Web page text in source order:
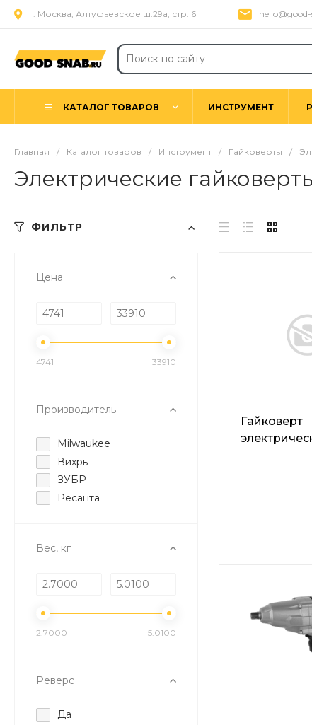
г. Москва, Алтуфьевское ш.29а, стр. 6
КАТАЛОГ ТОВАРОВ ИНСТРУМЕНТ
Главная / Каталог товаров / Инструмент / Гайковерты /
Электрические
ФИЛЬТР
Цена
4741 33910
Производитель
Milwaukee
Вихрь
ЗУБР
Ресанта
Вес, кг
2.7000 5.0100
Реверс
Да
Гайковерт